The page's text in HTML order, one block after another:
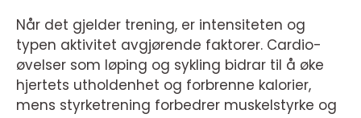
Når det gjelder trening, er intensiteten og
typen aktivitet avgjørende faktorer. Cardio-
øvelser som løping og sykling bidrar til å øke
hjertets utholdenhet og forbrenne kalorier,
mens styrketrening forbedrer muskelstyrke og